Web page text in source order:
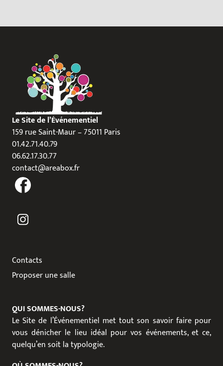
Le Site de l’Événementiel
159 rue Saint-Maur – 75011 Paris
01.42.71.40.79
06.62.17.30.77
contact@areabox.fr
Contacts
Proposer une salle
QUI SOMMES-NOUS?
Le Site de l’Événementiel met tout son savoir faire pour
vous dénicher le lieu idéal pour vos événements, et ce,
quelqu’en soit la typologie.